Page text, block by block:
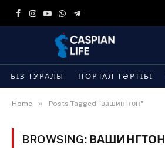
Facebook
Instagram
YouTube
WhatsApp
Telegram
БІЗ ТУРАЛЫ ПОРТАЛ ТӘРТІБІ
Home » Posts Tagged "вашингтон"
BROWSING: ВАШИНГТОН